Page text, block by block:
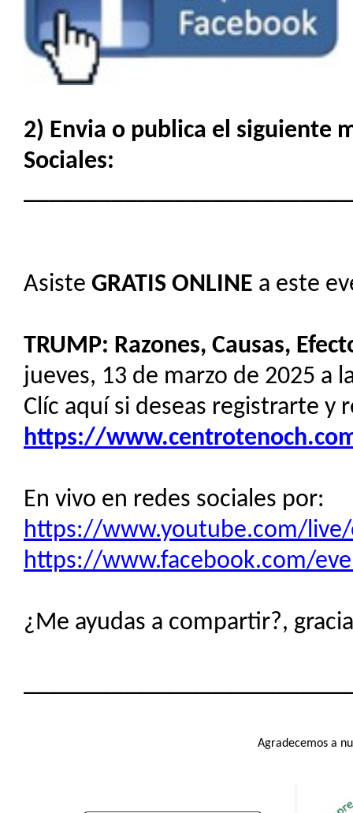
2) Envia o publica el siguiente
Sociales:
Asiste GRATIS ONLINE a este
TRUMP: Razones, Causas,
jueves, 13 de marzo de 2025 a
Clíc aquí si deseas registrarte y
https://
En vivo en redes sociales por:
https://www.youtube.com/live/
https://www.facebook.com/
¿Me ayudas a compartir?,
Agradecemos a